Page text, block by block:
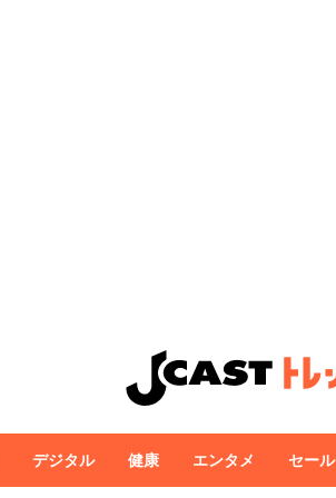
デジタル 健康 エンタメ セール